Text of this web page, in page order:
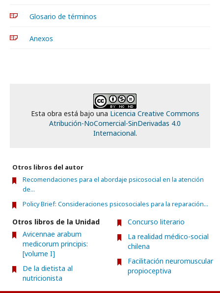
Glosario de términos
Anexos
Esta obra está bajo una Licencia Creative Commons
Atribución-NoComercial-SinDerivadas 4.0
Internacional.
Otros libros del autor
Recomendaciones para el abordaje psicosocial en la atención
de...
Policy Brief: Consideraciones psicosociales para la reparación...
Otros libros de la Unidad
Avicennae arabum
medicorum principis:
[volume I]
De la dietista al
nutricionista
Concurso literario
La realidad médico-social
chilena
Facilitación neuromuscular
propioceptiva